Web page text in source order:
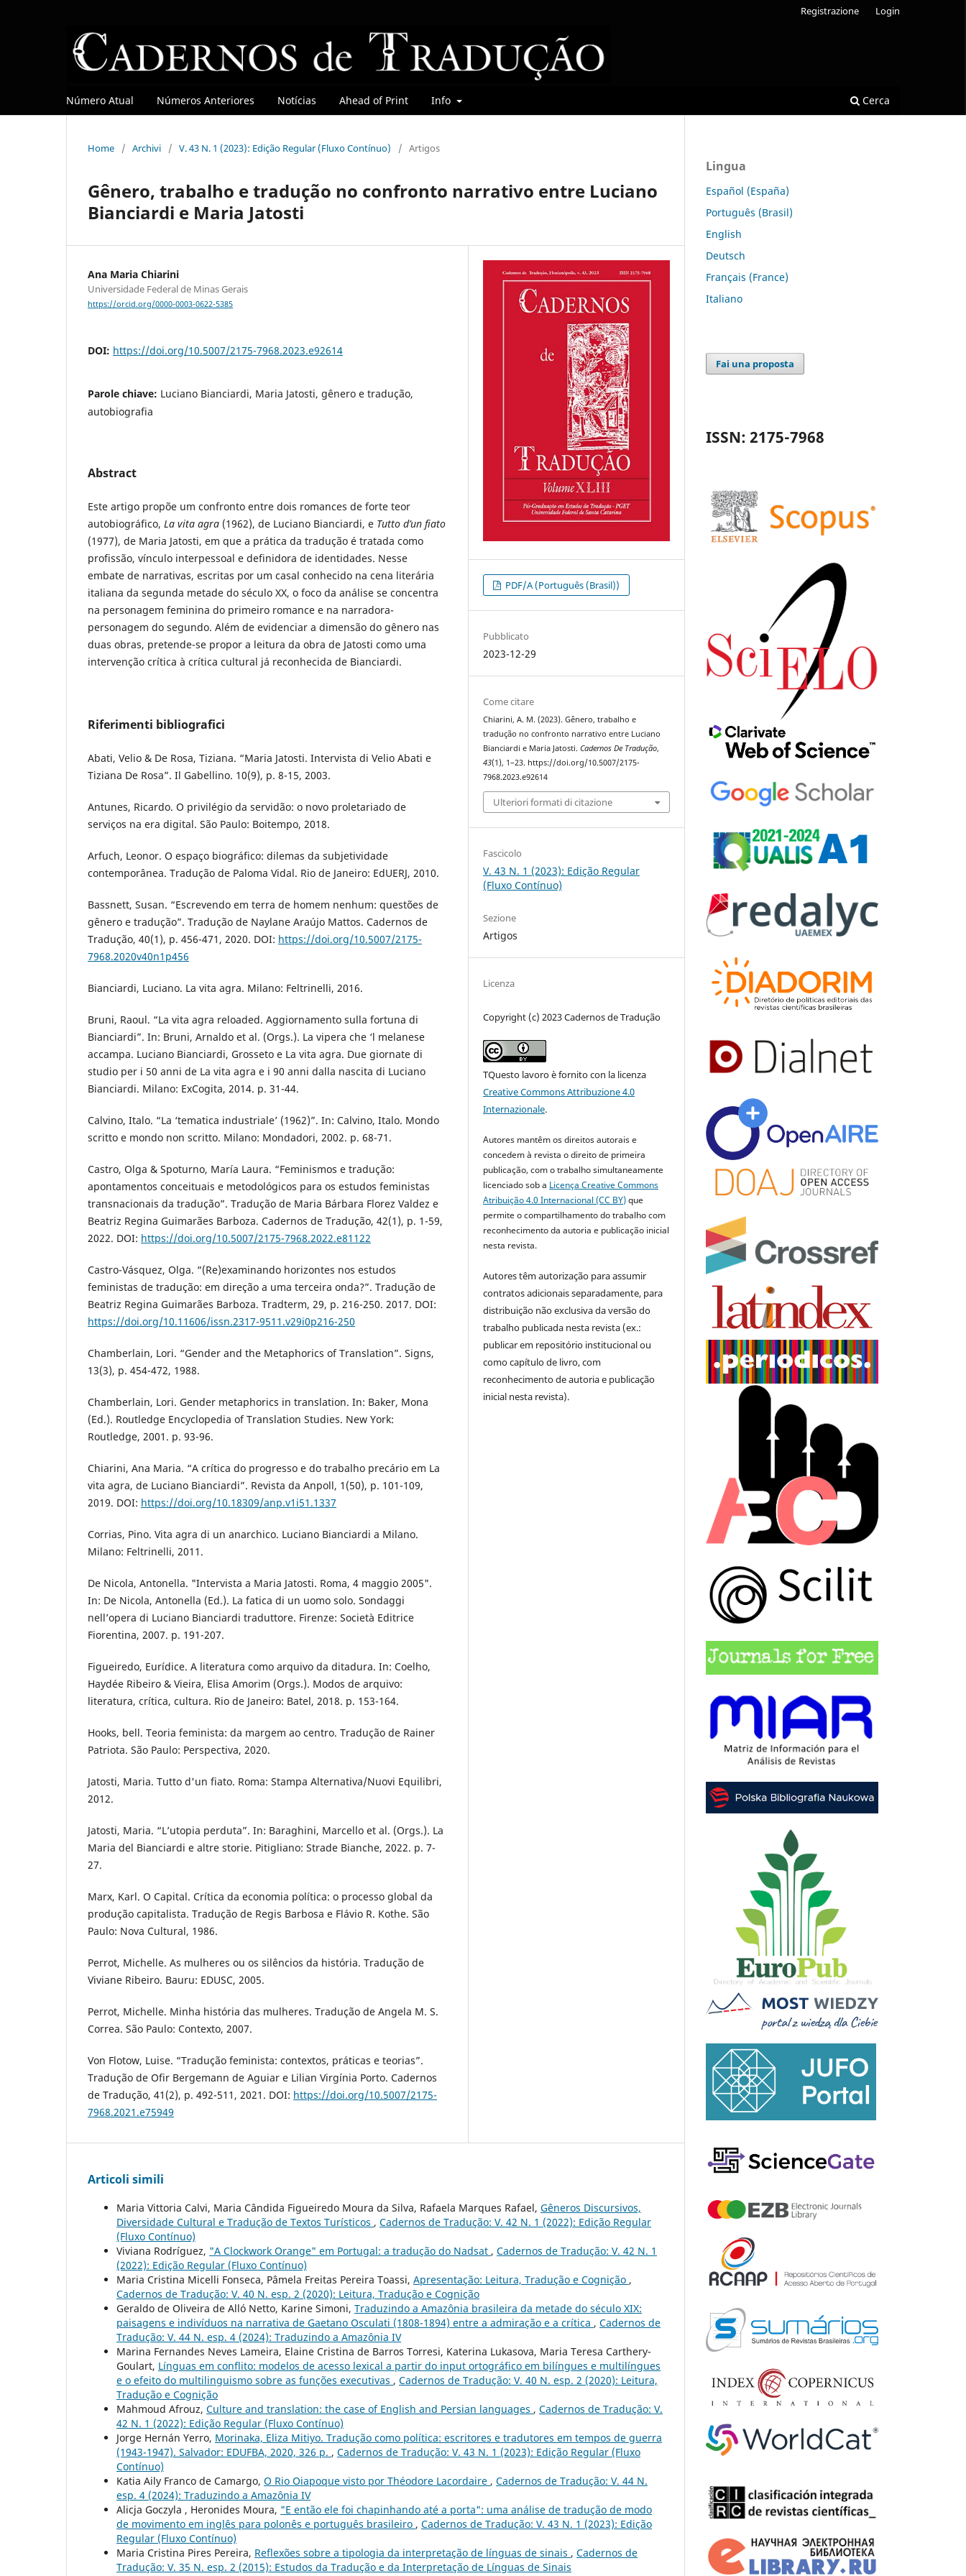
Número Atual Números Anteriores Notícias Ahead of Print Info Cerca
Registrazione Login
Home / Archivi / V. 43 N. 1 (2023): Edição Regular (Fluxo Contínuo) / Artigos
Gênero, trabalho e tradução no confronto narrativo entre Luciano
Bianciardi e Maria Jatosti
Ana Maria Chiarini
Universidade Federal de Minas Gerais
https://orcid.org/0000-0003-0622-5385
DOI: https://doi.org/10.5007/2175-7968.2023.e92614
Parole chiave: Luciano Bianciardi, Maria Jatosti, gênero e tradução,
autobiografia
Abstract
Este artigo propõe um confronto entre dois romances de forte teor
autobiográfico, La vita agra (1962), de Luciano Bianciardi, e Tutto d’un fiato
(1977), de Maria Jatosti, em que a prática da tradução é tratada como
profissão, vínculo interpessoal e definidora de identidades. Nesse
embate de narrativas, escritas por um casal conhecido na cena literária
italiana da segunda metade do século XX, o foco da análise se concentra
na personagem feminina do primeiro romance e na narradora-
personagem do segundo. Além de evidenciar a dimensão do gênero nas
duas obras, pretende-se propor a leitura da obra de Jatosti como uma
intervenção crítica à crítica cultural já reconhecida de Bianciardi.
Riferimenti bibliografici
Abati, Velio & De Rosa, Tiziana. “Maria Jatosti. Intervista di Velio Abati e
Tiziana De Rosa”. Il Gabellino. 10(9), p. 8-15, 2003.
Antunes, Ricardo. O privilégio da servidão: o novo proletariado de
serviços na era digital. São Paulo: Boitempo, 2018.
Arfuch, Leonor. O espaço biográfico: dilemas da subjetividade
contemporânea. Tradução de Paloma Vidal. Rio de Janeiro: EdUERJ, 2010.
Bassnett, Susan. “Escrevendo em terra de homem nenhum: questões de
gênero e tradução”. Tradução de Naylane Araújo Mattos. Cadernos de
Tradução, 40(1), p. 456-471, 2020. DOI: https://doi.org/10.5007/2175-
7968.2020v40n1p456
Bianciardi, Luciano. La vita agra. Milano: Feltrinelli, 2016.
Bruni, Raoul. “La vita agra reloaded. Aggiornamento sulla fortuna di
Bianciardi”. In: Bruni, Arnaldo et al. (Orgs.). La vipera che ‘l melanese
accampa. Luciano Bianciardi, Grosseto e La vita agra. Due giornate di
studio per i 50 anni de La vita agra e i 90 anni dalla nascita di Luciano
Bianciardi. Milano: ExCogita, 2014. p. 31-44.
Calvino, Italo. “La ‘tematica industriale’ (1962)”. In: Calvino, Italo. Mondo
scritto e mondo non scritto. Milano: Mondadori, 2002. p. 68-71.
Castro, Olga & Spoturno, María Laura. “Feminismos e tradução:
apontamentos conceituais e metodológicos para os estudos feministas
transnacionais da tradução”. Tradução de Maria Bárbara Florez Valdez e
Beatriz Regina Guimarães Barboza. Cadernos de Tradução, 42(1), p. 1-59,
2022. DOI: https://doi.org/10.5007/2175-7968.2022.e81122
Castro-Vásquez, Olga. “(Re)examinando horizontes nos estudos
feministas de tradução: em direção a uma terceira onda?”. Tradução de
Beatriz Regina Guimarães Barboza. Tradterm, 29, p. 216-250. 2017. DOI:
https://doi.org/10.11606/issn.2317-9511.v29i0p216-250
Chamberlain, Lori. “Gender and the Metaphorics of Translation”. Signs,
13(3), p. 454-472, 1988.
Chamberlain, Lori. Gender metaphorics in translation. In: Baker, Mona
(Ed.). Routledge Encyclopedia of Translation Studies. New York:
Routledge, 2001. p. 93-96.
Chiarini, Ana Maria. “A crítica do progresso e do trabalho precário em La
vita agra, de Luciano Bianciardi”. Revista da Anpoll, 1(50), p. 101-109,
2019. DOI: https://doi.org/10.18309/anp.v1i51.1337
Corrias, Pino. Vita agra di un anarchico. Luciano Bianciardi a Milano.
Milano: Feltrinelli, 2011.
De Nicola, Antonella. "Intervista a Maria Jatosti. Roma, 4 maggio 2005".
In: De Nicola, Antonella (Ed.). La fatica di un uomo solo. Sondaggi
nell’opera di Luciano Bianciardi traduttore. Firenze: Società Editrice
Fiorentina, 2007. p. 191-207.
Figueiredo, Eurídice. A literatura como arquivo da ditadura. In: Coelho,
Haydée Ribeiro & Vieira, Elisa Amorim (Orgs.). Modos de arquivo:
literatura, crítica, cultura. Rio de Janeiro: Batel, 2018. p. 153-164.
Hooks, bell. Teoria feminista: da margem ao centro. Tradução de Rainer
Patriota. São Paulo: Perspectiva, 2020.
Jatosti, Maria. Tutto d'un fiato. Roma: Stampa Alternativa/Nuovi Equilibri,
2012.
Jatosti, Maria. “L’utopia perduta”. In: Baraghini, Marcello et al. (Orgs.). La
Maria del Bianciardi e altre storie. Pitigliano: Strade Bianche, 2022. p. 7-
27.
Marx, Karl. O Capital. Crítica da economia política: o processo global da
produção capitalista. Tradução de Regis Barbosa e Flávio R. Kothe. São
Paulo: Nova Cultural, 1986.
Perrot, Michelle. As mulheres ou os silêncios da história. Tradução de
Viviane Ribeiro. Bauru: EDUSC, 2005.
Perrot, Michelle. Minha história das mulheres. Tradução de Angela M. S.
Correa. São Paulo: Contexto, 2007.
Von Flotow, Luise. “Tradução feminista: contextos, práticas e teorias”.
Tradução de Ofir Bergemann de Aguiar e Lilian Virgínia Porto. Cadernos
de Tradução, 41(2), p. 492-511, 2021. DOI: https://doi.org/10.5007/2175-
7968.2021.e75949
PDF/A (Português (Brasil))
Pubblicato
2023-12-29
Come citare
Chiarini, A. M. (2023). Gênero, trabalho e
tradução no confronto narrativo entre Luciano
Bianciardi e Maria Jatosti.Cadernos De Tradução,
43(1), 1–23. https://doi.org/10.5007/2175-
7968.2023.e92614
Ulteriori formati di citazione
Fascicolo
V. 43 N. 1 (2023): Edição Regular
(Fluxo Contínuo)
Sezione
Artigos
Licenza
Copyright (c) 2023 Cadernos de Tradução
TQuesto lavoro è fornito con la licenza
Creative Commons Attribuzione 4.0
Internazionale.
Autores mantêm os direitos autorais e
concedem à revista o direito de primeira
publicação, com o trabalho simultaneamente
licenciado sob a Licença Creative Commons
Atribuição 4.0 Internacional (CC BY)que
permite o compartilhamento do trabalho com
reconhecimento da autoria e publicação inicial
nesta revista.
Autores têm autorização para assumir
contratos adicionais separadamente, para
distribuição não exclusiva da versão do
trabalho publicada nesta revista (ex.:
publicar em repositório institucional ou
como capítulo de livro, com
reconhecimento de autoria e publicação
inicial nesta revista).
Articoli simili
Maria Vittoria Calvi, Maria Cândida Figueiredo Moura da Silva, Rafaela Marques Rafael, Gêneros Discursivos,
Diversidade Cultural e Tradução de Textos Turísticos , Cadernos de Tradução: V. 42 N. 1 (2022): Edição Regular
(Fluxo Contínuo)
Viviana Rodríguez, "A Clockwork Orange" em Portugal: a tradução do Nadsat , Cadernos de Tradução: V. 42 N. 1
(2022): Edição Regular (Fluxo Contínuo)
Maria Cristina Micelli Fonseca, Pâmela Freitas Pereira Toassi, Apresentação: Leitura, Tradução e Cognição ,
Cadernos de Tradução: V. 40 N. esp. 2 (2020): Leitura, Tradução e Cognição
Geraldo de Oliveira de Alló Netto, Karine Simoni, Traduzindo a Amazônia brasileira da metade do século XIX:
paisagens e indivíduos na narrativa de Gaetano Osculati (1808-1894) entre a admiração e a crítica , Cadernos de
Tradução: V. 44 N. esp. 4 (2024): Traduzindo a Amazônia IV
Marina Fernandes Neves Lameira, Elaine Cristina de Barros Torresi, Katerina Lukasova, Maria Teresa Carthery-
Goulart, Línguas em conflito: modelos de acesso lexical a partir do input ortográfico em bilíngues e multilíngues
e o efeito do multilinguismo sobre as funções executivas , Cadernos de Tradução: V. 40 N. esp. 2 (2020): Leitura,
Tradução e Cognição
Mahmoud Afrouz, Culture and translation: the case of English and Persian languages , Cadernos de Tradução: V.
42 N. 1 (2022): Edição Regular (Fluxo Contínuo)
Jorge Hernán Yerro, Morinaka, Eliza Mitiyo. Tradução como política: escritores e tradutores em tempos de guerra
(1943-1947). Salvador: EDUFBA, 2020, 326 p. , Cadernos de Tradução: V. 43 N. 1 (2023): Edição Regular (Fluxo
Contínuo)
Katia Aily Franco de Camargo, O Rio Oiapoque visto por Théodore Lacordaire , Cadernos de Tradução: V. 44 N.
esp. 4 (2024): Traduzindo a Amazônia IV
Alicja Goczyla , Heronides Moura, "E então ele foi chapinhando até a porta": uma análise de tradução de modo
de movimento em inglês para polonês e português brasileiro , Cadernos de Tradução: V. 43 N. 1 (2023): Edição
Regular (Fluxo Contínuo)
Maria Cristina Pires Pereira, Reflexões sobre a tipologia da interpretação de línguas de sinais , Cadernos de
Tradução: V. 35 N. esp. 2 (2015): Estudos da Tradução e da Interpretação de Línguas de Sinais
Lingua
Español (España)
Português (Brasil)
English
Deutsch
Français (France)
Italiano
Fai una proposta
ISSN: 2175-7968